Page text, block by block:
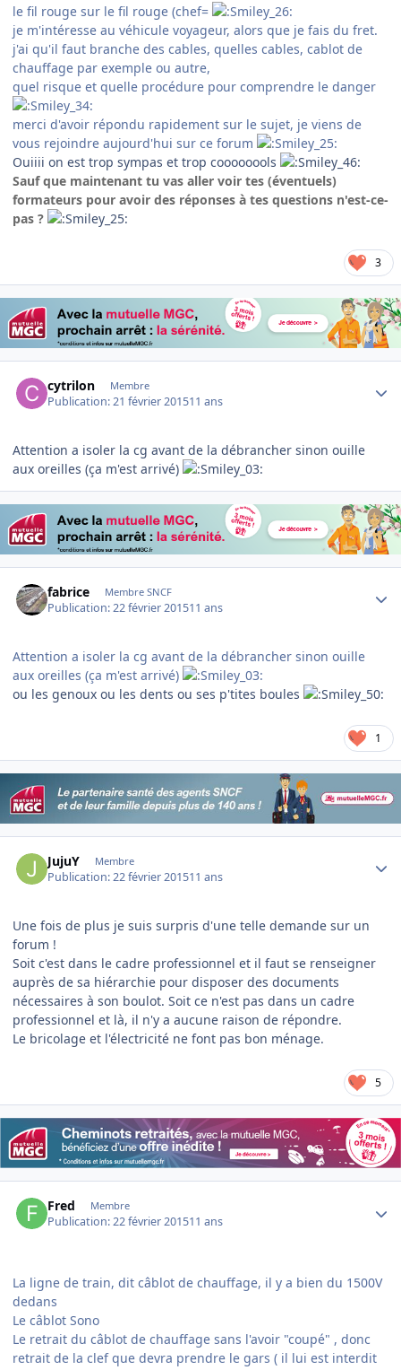
le fil rouge sur le fil rouge (chef=
je m'intéresse au véhicule voyageur, alors que je fais du fret.
j'ai qu'il faut branche des cables, quelles cables, cablot de
chauffage par exemple ou autre,
quel risque et quelle procédure pour comprendre le danger
merci d'avoir répondu rapidement sur le sujet, je viens de
vous rejoindre aujourd'hui sur ce forum
Ouiiii on est trop sympas et trop coooooools
Sauf que maintenant tu vas aller voir tes (éventuels)
formateurs pour avoir des réponses à tes questions n'est-ce-
pas ?
3
cytrilon Membre
Publication:21 février 201511 ans
Attention a isoler la cg avant de la débrancher sinon ouille
aux oreilles (ça m'est arrivé)
fabrice Membre SNCF
Publication:22 février 201511 ans
Attention a isoler la cg avant de la débrancher sinon ouille
aux oreilles (ça m'est arrivé)
ou les genoux ou les dents ou ses p'tites boules
1
JujuY Membre
Publication:22 février 201511 ans
Une fois de plus je suis surpris d'une telle demande sur un
forum !
Soit c'est dans le cadre professionnel et il faut se renseigner
auprès de sa hiérarchie pour disposer des documents
nécessaires à son boulot. Soit ce n'est pas dans un cadre
professionnel et là, il n'y a aucune raison de répondre.
Le bricolage et l'électricité ne font pas bon ménage.
5
Fred Membre
Publication:22 février 201511 ans
La ligne de train, dit câblot de chauffage, il y a bien du 1500V
dedans
Le câblot Sono
Le retrait du câblot de chauffage sans l'avoir "coupé" , donc
retrait de la clef que devra prendre le gars ( il lui est interdit